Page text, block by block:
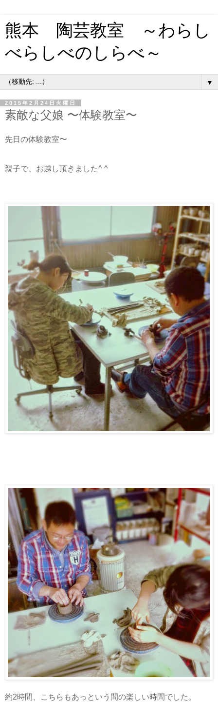
熊本 陶芸教室 ～わらし
べらしべのしらべ～
▼
2015年2月24日火曜日
素敵な父娘 〜体験教室〜
先日の体験教室〜
親子で、お越し頂きました^ ^
約2時間、こちらもあっという間の楽しい時間でした。